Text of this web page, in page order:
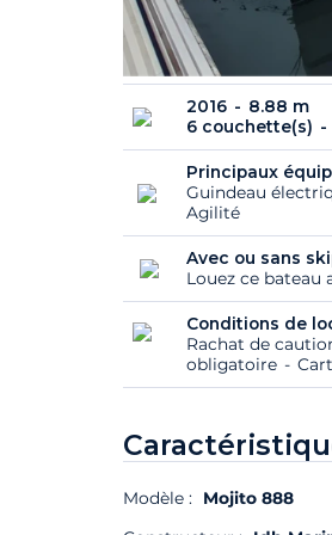
2016
8.88 m
6 couchette(s)
Principaux
Guindeau
Agilité
Avec ou sans
Louez ce bateau
Conditions de
Rachat de
obligatoire
Modèle : Mojito 888